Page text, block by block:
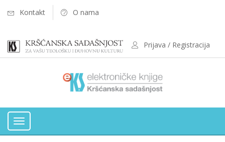
Kontakt O nama
Prijava / Registracija
Toggle